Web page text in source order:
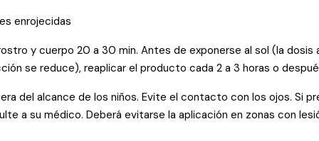
enrojecidas
y cuerpo 20 a 30 min. Antes de exponerse al sol (la
se reduce), reaplicar el producto cada 2 a 3 horas o
del alcance de los niños. Evite el contacto con los ojos. Si
a su médico. Deberá evitarse la aplicación en zonas con